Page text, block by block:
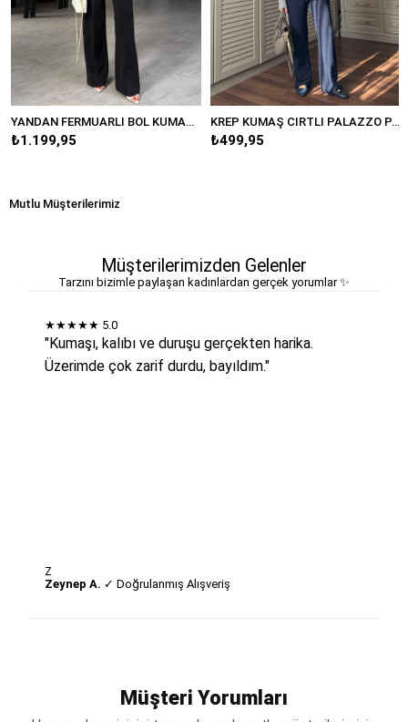
YANDAN FERMUARLI BOL KUMAŞ PANTOLON/20401 KREP KUMAŞ CIRTLI PALAZZO PANTOLON/K038
₺499,95
Mutlu Müşterilerimiz
Müşterilerimizden Gelenler
Tarzını bizimle paylaşan kadınlardan gerçek yorumlar ✨
★★★★★ 5.0
"Kumaşı, kalıbı ve duruşu gerçekten harika.
Üzerimde çok zarif durdu, bayıldım."
Z
Zeynep A. ✓ Doğrulanmış Alışveriş
Müşteri Yorumları